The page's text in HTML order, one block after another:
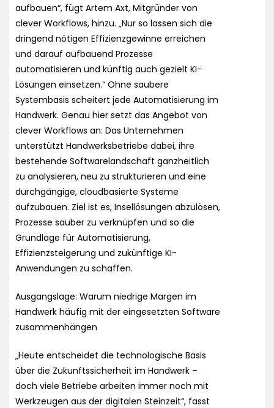
aufbauen“, fügt Artem Axt, Mitgründer von
clever Workflows, hinzu. „Nur so lassen sich die
dringend nötigen Effizienzgewinne erreichen
und darauf aufbauend Prozesse
automatisieren und künftig auch gezielt KI-
Lösungen einsetzen.“ Ohne saubere
Systembasis scheitert jede Automatisierung im
Handwerk. Genau hier setzt das Angebot von
clever Workflows an: Das Unternehmen
unterstützt Handwerksbetriebe dabei, ihre
bestehende Softwarelandschaft ganzheitlich
zu analysieren, neu zu strukturieren und eine
durchgängige, cloudbasierte Systeme
aufzubauen. Ziel ist es, Insellösungen abzulösen,
Prozesse sauber zu verknüpfen und so die
Grundlage für Automatisierung,
Effizienzsteigerung und zukünftige KI-
Anwendungen zu schaffen.
Ausgangslage: Warum niedrige Margen im
Handwerk häufig mit der eingesetzten Software
zusammenhängen
„Heute entscheidet die technologische Basis
über die Zukunftssicherheit im Handwerk –
doch viele Betriebe arbeiten immer noch mit
Werkzeugen aus der digitalen Steinzeit“, fasst